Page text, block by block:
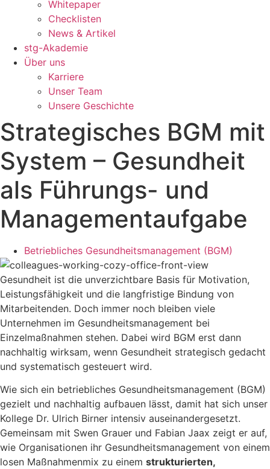
Whitepaper
Checklisten
News & Artikel
stg-Akademie
Über uns
Karriere
Unser Team
Unsere Geschichte
Strategisches BGM mit
System – Gesundheit
als Führungs- und
Managementaufgabe
Betriebliches Gesundheitsmanagement (BGM)
Gesundheit ist die unverzichtbare Basis für Motivation,
Leistungsfähigkeit und die langfristige Bindung von
Mitarbeitenden. Doch immer noch bleiben viele
Unternehmen im Gesundheitsmanagement bei
Einzelmaßnahmen stehen. Dabei wird BGM erst dann
nachhaltig wirksam, wenn Gesundheit strategisch gedacht
und systematisch gesteuert wird.
Wie sich ein betriebliches Gesundheitsmanagement (BGM)
gezielt und nachhaltig aufbauen lässt, damit hat sich unser
Kollege Dr. Ulrich Birner intensiv auseinandergesetzt.
Gemeinsam mit Swen Grauer und Fabian Jaax zeigt er auf,
wie Organisationen ihr Gesundheitsmanagement von einem
losen Maßnahmenmix zu einem strukturierten,